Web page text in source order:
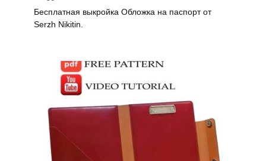
Бесплатная выкройка Обложка на паспорт от
Serzh Nikitin.